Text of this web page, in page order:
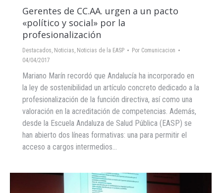
Gerentes de CC.AA. urgen a un pacto
«político y social» por la
profesionalización
Destacados, Noticias, Noticias de la EASP Por Comunicacion
04/04/2017
Mariano Marín recordó que Andalucía ha incorporado en
la ley de sostenibilidad un artículo concreto dedicado a la
profesionalización de la función directiva, así como una
valoración en la acreditación de competencias. Además,
desde la Escuela Andaluza de Salud Pública (EASP) se
han abierto dos líneas formativas: una para permitir el
acceso a cargos intermedios…